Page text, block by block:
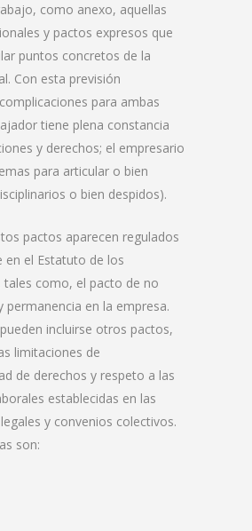
como anexo, aquellas
y pactos expresos que
puntos concretos de la
Con esta previsión
para ambas
tiene plena constancia
y derechos; el empresario
para articular o bien
o bien despidos).
pactos aparecen regulados
en el Estatuto de los
tales como, el pacto de no
permanencia en la empresa.
incluirse otros pactos,
limitaciones de
de derechos y respeto a las
establecidas en las
y convenios colectivos.
son: